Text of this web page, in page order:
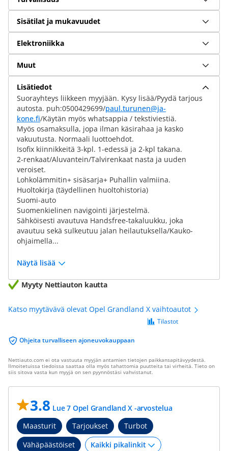
Sisätilat ja mukavuudet
Elektroniikka
Muut
Lisätiedot
Suorayhteys liikkeen myyjään. Kysy lisää/Pyydä tarjous
autosta. puh:0500429699/paul.turunen@ja-
kone.fi/Käytän myös whatsappia / tekstiviestiä.
Myös osamaksulla, jopa ilman käsirahaa ja kasko
vakuutusta. Normaali luottoehdot.
Isofix kiinnikkeitä 3-kpl. 1-edessä ja 2-kpl takana.
2-renkaat/Aluvantein/Talvirenkaat nasta ja uuden
veroiset.
Lohkolämmitin+ sisäsarja+ Puhallin valmiina.
Huoltokirja (täydellinen huoltohistoria)
Suomi-auto
Suomenkielinen navigointi järjestelmä.
Sähköisesti avautuva Handsfree-takaluukku, joka
avautuu sekä sulkeutuu jalan heilautuksella/Kauko-
ohjaimella...
Näytä lisää
Myyty Nettiauton kautta
Katso myytävävä olevat Opel Grandland X vaihtoautot
Ohjeita turvalliseen ajoneuvokauppaan
Tilastot
Nettiauto.com ei ota vastuuta myyjän antamien tietojen paikkansapitävyydestä.
Ilmoitetuissa tiedoissa saattaa olla myös tahattomia puutteita tai virheitä. Tieto on
siis sitova vasta kun myyjä on sen pyynnöstäsi vahvistanut.
3.8 Lue 7 Opel Grandland X -arvostelua
Maasturit
Tarjoukset
Turbot
Vähäpäästöiset